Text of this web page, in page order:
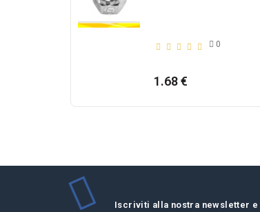
0
1.68 €
Iscriviti alla nostra newsletter